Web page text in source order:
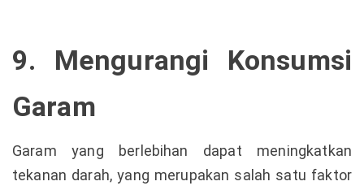
9. Mengurangi Konsumsi
Garam
Garam yang berlebihan dapat meningkatkan
tekanan darah, yang merupakan salah satu faktor